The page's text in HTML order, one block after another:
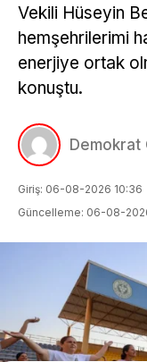
Vekili Hüseyin
hemşehrilerimi
enerjiye ortak
konuştu.
Demokrat
Giriş: 06-08-2026 10:36
Güncelleme: 06-08-